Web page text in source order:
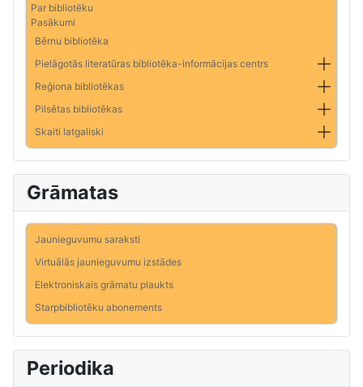
Par bibliotēku
Pasākumi
Bērnu bibliotēka
Pielāgotās literatūras bibliotēka-informācijas centrs
Reģiona bibliotēkas
Pilsētas bibliotēkas
Skaiti latgaliski
Grāmatas
Jaunieguvumu saraksti
Virtuālās jaunieguvumu izstādes
Elektroniskais grāmatu plaukts
Starpbibliotēku abonements
Periodika